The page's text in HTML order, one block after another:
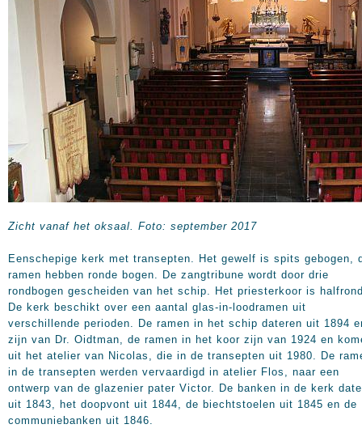
Zicht vanaf het oksaal. Foto: september 2017
Eenschepige kerk met transepten. Het gewelf is spits gebogen,
ramen hebben ronde bogen. De zangtribune wordt door drie
rondbogen gescheiden van het schip. Het priesterkoor is
De kerk beschikt over een aantal glas-in-loodramen uit
verschillende perioden. De ramen in het schip dateren uit 1894
zijn van Dr. Oidtman, de ramen in het koor zijn van 1924 en
uit het atelier van Nicolas, die in de transepten uit 1980. De
in de transepten werden vervaardigd in atelier Flos, naar een
ontwerp van de glazenier pater Victor. De banken in de kerk
uit 1843, het doopvont uit 1844, de biechtstoelen uit 1845 en de
communiebanken uit 1846.